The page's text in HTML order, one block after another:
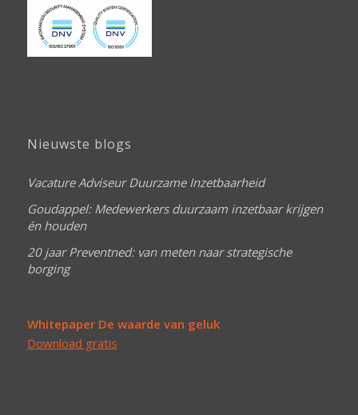
Nieuwste blogs
Vacature Adviseur Duurzame Inzetbaarheid
Goudappel: Medewerkers duurzaam inzetbaar krijgen
én houden
20 jaar Preventned: van meten naar strategische
borging
Whitepaper De waarde van geluk
Download gratis